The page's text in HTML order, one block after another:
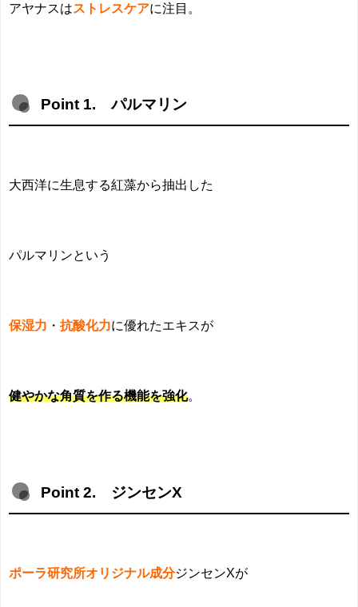
アヤナスはストレスケアに注目。
Point 1. パルマリン
大西洋に生息する紅藻から抽出した
パルマリンという
保湿力 ・ 抗酸化力に優れたエキスが
健やかな角質を作る機能を強化。
Point 2. ジンセンX
ポーラ研究所オリジナル成分ジンセンXが